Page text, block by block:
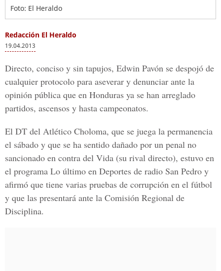
Foto: El Heraldo
Redacción El Heraldo
19.04.2013
Directo, conciso y sin tapujos, Edwin Pavón se despojó de
cualquier protocolo para aseverar y denunciar ante la
opinión pública que en Honduras ya se han arreglado
partidos, ascensos y hasta campeonatos.
El DT del Atlético Choloma, que se juega la permanencia
el sábado y que se ha sentido dañado por un penal no
sancionado en contra del Vida (su rival directo), estuvo en
el programa Lo último en Deportes de radio San Pedro y
afirmó que tiene varias pruebas de corrupción en el fútbol
y que las presentará ante la Comisión Regional de
Disciplina.